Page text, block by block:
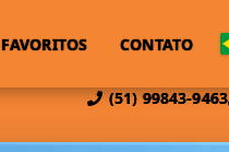
(51) 99843-9463
FAVORITOS CONTATO